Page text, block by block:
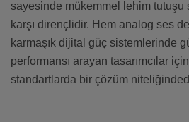
sayesinde mükemmel lehim tutuşu
karşı dirençlidir. Hem analog ses
karmaşık dijital güç sistemlerinde
performansı arayan tasarımcılar
standartlarda bir çözüm